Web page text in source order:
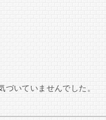
いていませんでした。